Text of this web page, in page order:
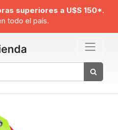
superiores a U$S 150*.
todo el país.